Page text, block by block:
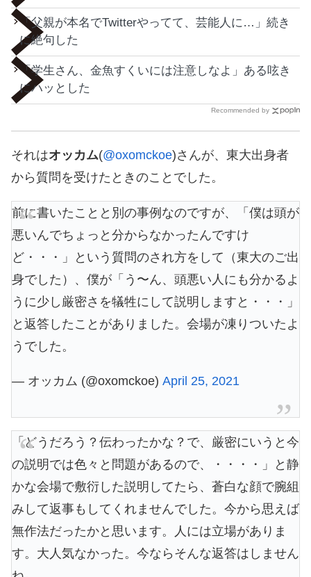
「父親が本名でTwitterやってて、芸能人に…」続き
に絶句した
「学生さん、金魚すくいには注意しなよ」ある呟き
にハッとした
Recommended by
それはオッカム(@oxomckoe)さんが、東大出身者
から質問を受けたときのことでした。
前に書いたことと別の事例なのですが、「僕は頭が
悪いんでちょっと分からなかったんですけ
ど・・・」という質問のされ方をして（東大のご出
身でした）、僕が「う〜ん、頭悪い人にも分かるよ
うに少し厳密さを犠牲にして説明しますと・・・」
と返答したことがありました。会場が凍りついたよ
うでした。
— オッカム (@oxomckoe) April 25, 2021
「どうだろう？伝わったかな？で、厳密にいうと今
の説明では色々と問題があるので、・・・・」と静
かな会場で敷衍した説明してたら、蒼白な顔で腕組
みして返事もしてくれませんでした。今から思えば
無作法だったかと思います。人には立場がありま
す。大人気なかった。今ならそんな返答はしません